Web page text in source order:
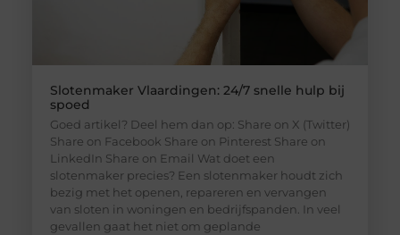
Slotenmaker Vlaardingen: 24/7 snelle hulp bij
spoed
Goed artikel? Deel hem dan op: Share on X (Twitter)
Share on Facebook Share on Pinterest Share on
LinkedIn Share on Email Wat doet een
slotenmaker precies? Een slotenmaker houdt zich
bezig met het openen, repareren en vervangen
van sloten in woningen en bedrijfspanden. In veel
gevallen gaat het niet om geplande